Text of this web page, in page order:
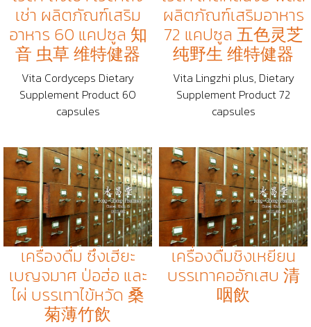
เช่า ผลิตภัณฑ์เสริม
อาหาร 60 แคปซูล 知
音 虫草 维特健器
Vita Cordyceps Dietary
Supplement Product 60
capsules
ผลิตภัณฑ์เสริมอาหาร
72 แคปซูล 五色灵芝
纯野生 维特健器
Vita Lingzhi plus, Dietary
Supplement Product 72
capsules
เครื่องดื่ม ซึงเฮียะ
เบญจมาศ ป่อฮ่อ และ
ไผ่ บรรเทาไข้หวัด 桑
菊薄竹飲
เครื่องดื่มชิงเหยียน
บรรเทาคออักเสบ 清
咽飲